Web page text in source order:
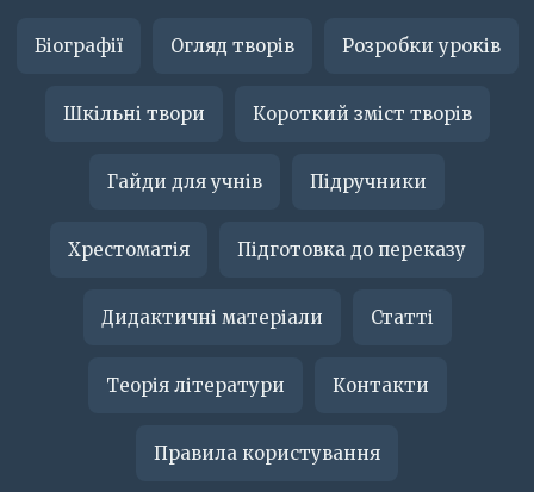
Біографії Огляд творів Розробки уроків
Шкільні твори Короткий зміст творів
Гайди для учнів Підручники
Хрестоматія Підготовка до переказу
Дидактичні матеріали Статті
Теорія літератури Контакти
Правила користування